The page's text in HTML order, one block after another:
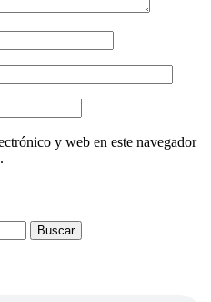
y web en este navegador